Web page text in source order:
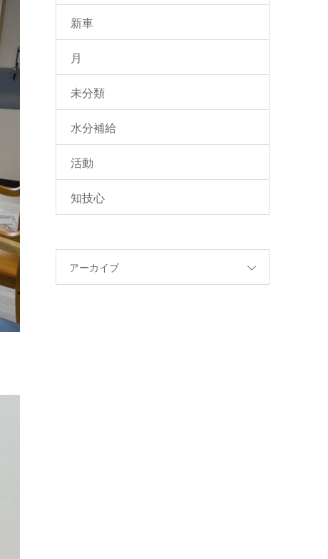
新車
月
未分類
水分補給
活動
知技心
アーカイブ